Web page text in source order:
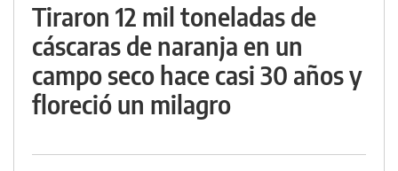
Tiraron 12 mil toneladas de
cáscaras de naranja en un
campo seco hace casi 30 años y
floreció un milagro